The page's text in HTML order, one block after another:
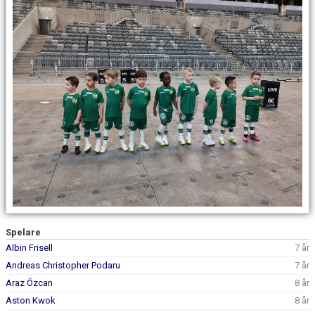
BILDGALLERI
DOKUMENT
KONTAKT
Spelare
Albin Frisell
7 år
Andreas Christopher Podaru
7 år
Araz Özcan
8 år
Aston Kwok
8 år